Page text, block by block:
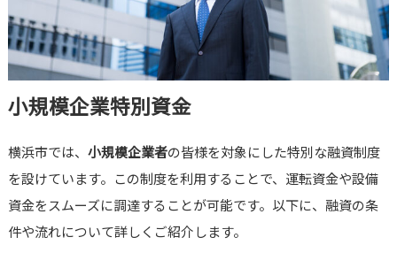
小規模企業特別資金
横浜市では、 小規模企業者の皆様を対象にした特別な融資制度
を設けています。この制度を利用することで、運転資金や設備
資金をスムーズに調達することが可能です。以下に、融資の条
件や流れについて詳しくご紹介します。